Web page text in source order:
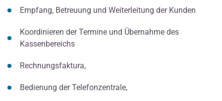
Empfang, Betreuung und Weiterleitung der Kunden
Koordinieren der Termine und Übernahme des
Kassenbereichs
Rechnungsfaktura,
Bedienung der Telefonzentrale,